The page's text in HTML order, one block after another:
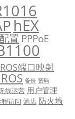
hEX
置 PPPoE
ROS端口映射
备份 密码
线运营 用户管理
访问 酒店 防火墙